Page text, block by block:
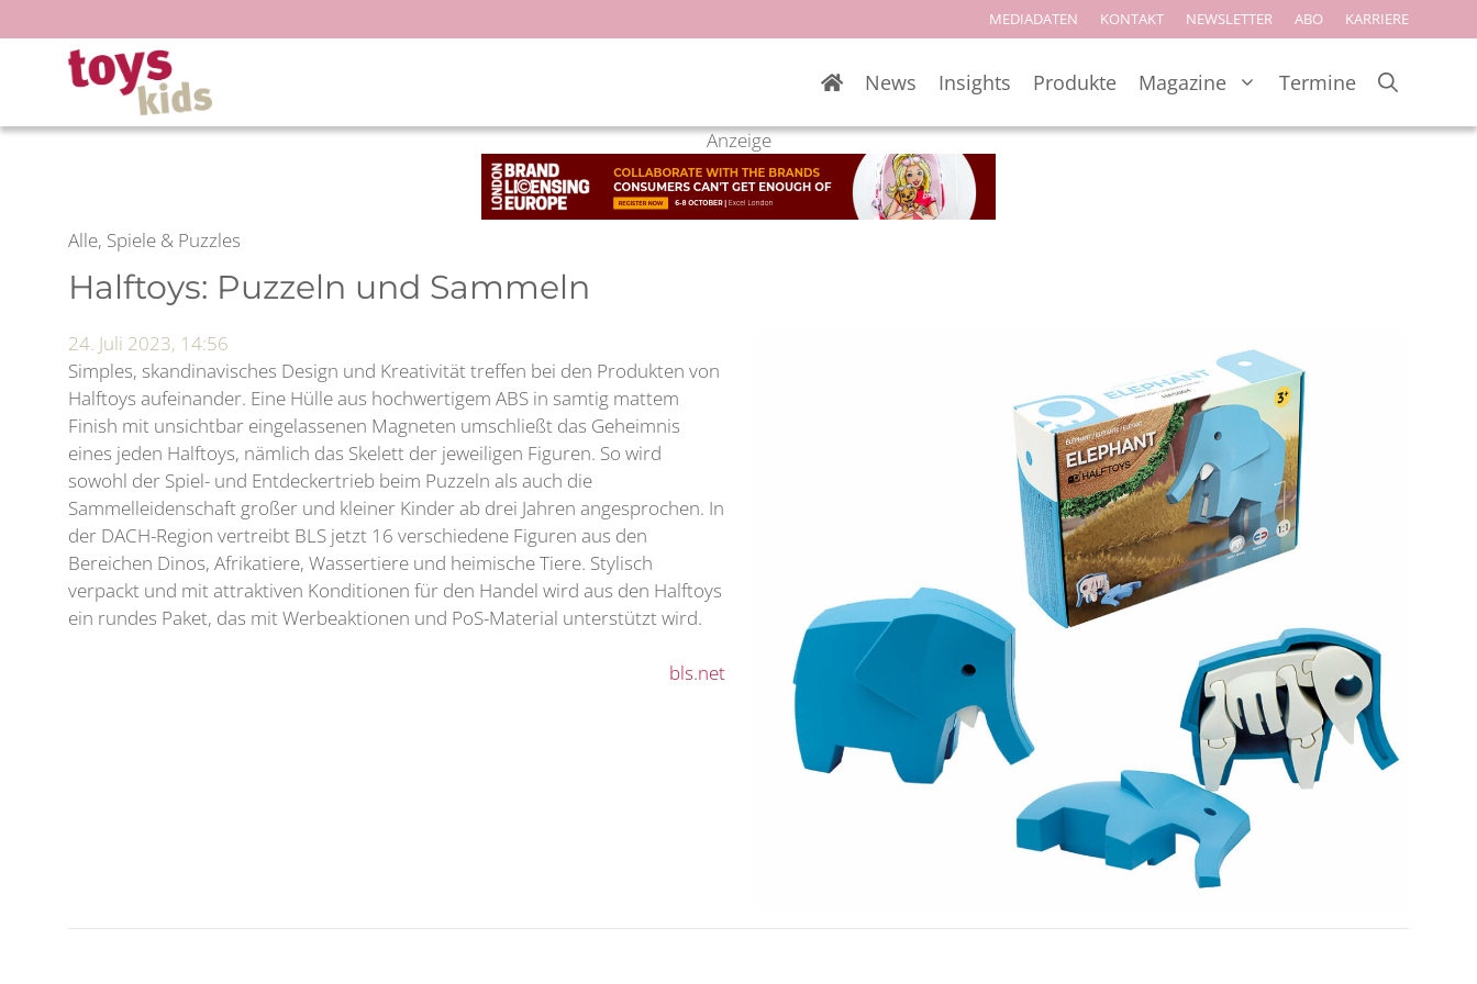
Inhalt
springen
MEDIADATEN KONTAKT NEWSLETTER ABO KARRIERE
News Insights Produkte Magazine Termine
Anzeige
Alle, Spiele & Puzzles
Halftoys: Puzzeln und Sammeln
24. Juli 2023, 14:56
Simples, skandinavisches Design und Kreativität treffen bei den Produkten von
Halftoys aufeinander. Eine Hülle aus hochwertigem ABS in samtig mattem
Finish mit unsichtbar eingelassenen Magneten umschließt das Geheimnis
eines jeden Halftoys, nämlich das Skelett der jeweiligen Figuren. So wird
sowohl der Spiel- und Entdeckertrieb beim Puzzeln als auch die
Sammelleidenschaft großer und kleiner Kinder ab drei Jahren angesprochen. In
der DACH-Region vertreibt BLS jetzt 16 verschiedene Figuren aus den
Bereichen Dinos, Afrikatiere, Wassertiere und heimische Tiere. Stylisch
verpackt und mit attraktiven Konditionen für den Handel wird aus den Halftoys
ein rundes Paket, das mit Werbeaktionen und PoS-Material unterstützt wird.
bls.net